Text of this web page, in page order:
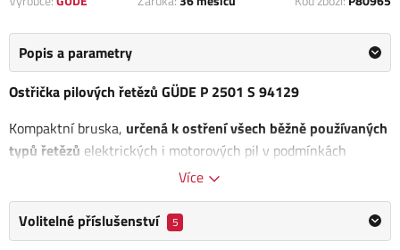
Popis a parametry
Ostřička pilových řetězů GÜDE P 2501 S 94129
Kompaktní bruska, určená k ostření všech běžně používaných
typů řetězů elektrických i motorových pil v podmínkách
servisních dílen, specializovaných prodejen apod.
Motor 230 W/P1
Vypínač v ochranném pouzdru
Více
Volitelné příslušenství 5